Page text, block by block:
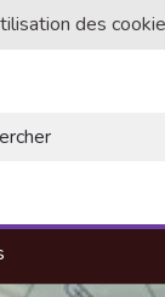
des